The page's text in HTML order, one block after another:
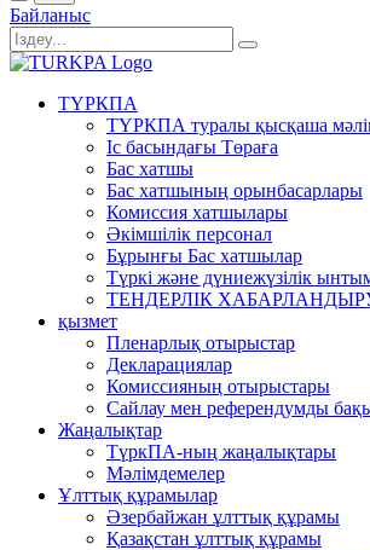
Байланыс
ТҮРКПА
ТҮРКПА туралы қысқаша
Iс басындағы Төраға
Бас хатшы
Бас хатшының орынбасарлары
Комиссия хатшылары
Әкімшілік персонал
Бұрынғы Бас хатшылар
Түркі және дүниежүзілік
ТЕНДЕРЛІК
қызмет
Пленарлық отырыстар
Декларациялар
Комиссияның отырыстары
Сайлау мен референдумды
Жаңалықтар
ТүркПА-ның жаңалықтары
Мәлімдемелер
Ұлттық құрамылар
Әзербайжан ұлттық құрамы
Қазақстан ұлттық құрамы